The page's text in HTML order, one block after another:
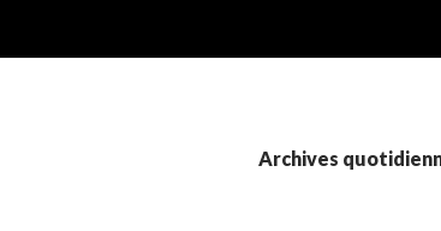
Archives